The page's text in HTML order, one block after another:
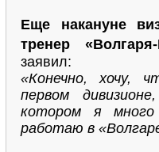
Еще накануне
тренер
заявил:
«Конечно, хочу,
первом
котором я
работаю в